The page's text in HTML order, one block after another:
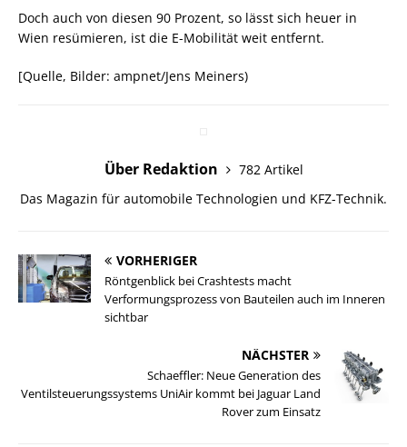
Doch auch von diesen 90 Prozent, so lässt sich heuer in
Wien resümieren, ist die E-Mobilität weit entfernt.
[Quelle, Bilder: ampnet/Jens Meiners)
Über Redaktion
782 Artikel
Das Magazin für automobile Technologien und KFZ-Technik.
VORHERIGER
Röntgenblick bei Crashtests macht
Verformungsprozess von Bauteilen auch im Inneren
sichtbar
NÄCHSTER
Schaeffler: Neue Generation des
Ventilsteuerungssystems UniAir kommt bei Jaguar Land
Rover zum Einsatz